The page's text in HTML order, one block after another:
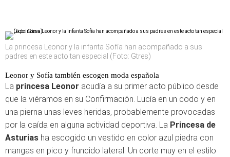
La princesa Leonor y la infanta Sofía han acompañado a sus
padres en este acto tan especial (Foto: Gtres)
Leonor y Sofía también escogen moda española
La princesa Leonor acudía a su primer acto público desde
que la viéramos en su Confirmación. Lucía en un codo y en
una pierna unas leves heridas, probablemente provocadas
por la caída en alguna actividad deportiva. La Princesa de
Asturias ha escogido un vestido en color azul piedra con
mangas en pico y fruncido lateral. Un corte muy en el estilo